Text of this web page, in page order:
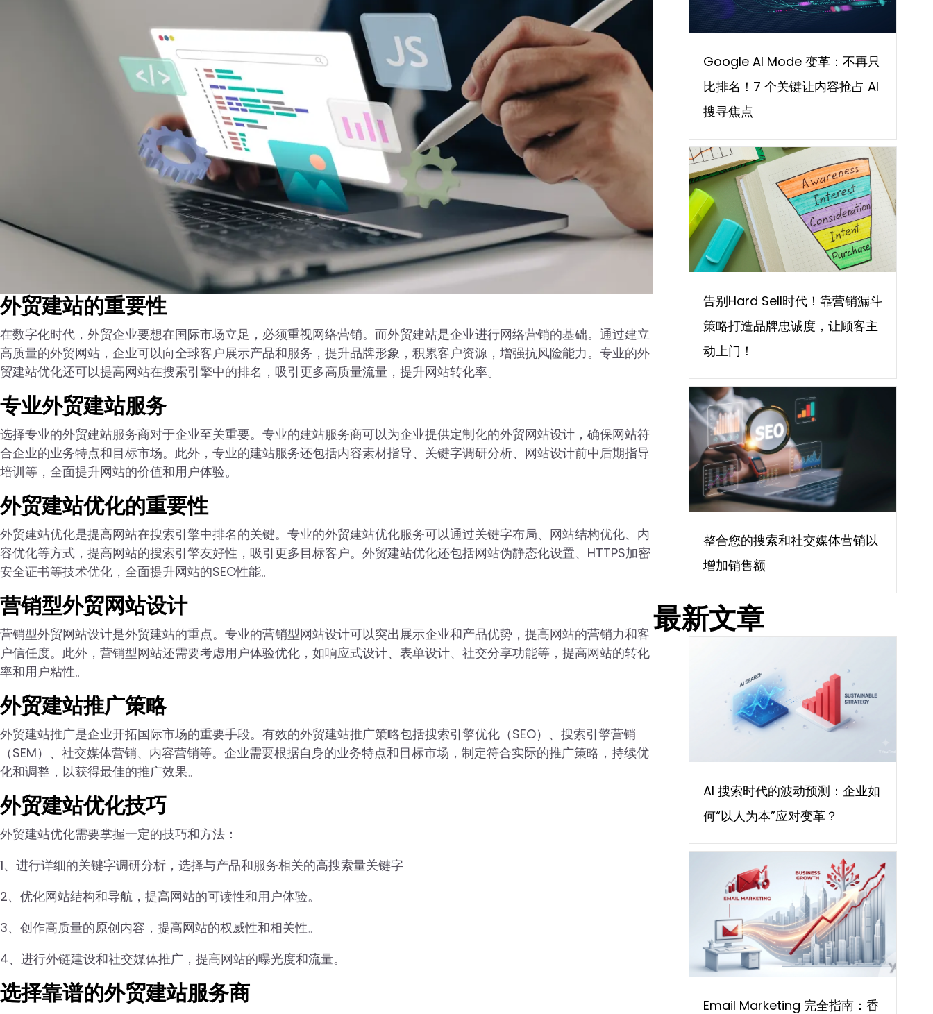
外贸建站的重要性
在数字化时代，外贸企业要想在国际市场立足，必须重视网络营销。而外贸建站是企业进行网络营销的基础。通过建立
高质量的外贸网站，企业可以向全球客户展示产品和服务，提升品牌形象，积累客户资源，增强抗风险能力。专业的外
贸建站优化还可以提高网站在搜索引擎中的排名，吸引更多高质量流量，提升网站转化率。
专业外贸建站服务
选择专业的外贸建站服务商对于企业至关重要。专业的建站服务商可以为企业提供定制化的外贸网站设计，确保网站符
合企业的业务特点和目标市场。此外，专业的建站服务还包括内容素材指导、关键字调研分析、网站设计前中后期指导
培训等，全面提升网站的价值和用户体验。
外贸建站优化的重要性
外贸建站优化是提高网站在搜索引擎中排名的关键。专业的外贸建站优化服务可以通过关键字布局、网站结构优化、内
容优化等方式，提高网站的搜索引擎友好性，吸引更多目标客户。外贸建站优化还包括网站伪静态化设置、HTTPS加密
安全证书等技术优化，全面提升网站的SEO性能。
营销型外贸网站设计
营销型外贸网站设计是外贸建站的重点。专业的营销型网站设计可以突出展示企业和产品优势，提高网站的营销力和客
户信任度。此外，营销型网站还需要考虑用户体验优化，如响应式设计、表单设计、社交分享功能等，提高网站的转化
率和用户粘性。
外贸建站推广策略
外贸建站推广是企业开拓国际市场的重要手段。有效的外贸建站推广策略包括搜索引擎优化（SEO）、搜索引擎营销
（SEM）、社交媒体营销、内容营销等。企业需要根据自身的业务特点和目标市场，制定符合实际的推广策略，持续优
化和调整，以获得最佳的推广效果。
外贸建站优化技巧
外贸建站优化需要掌握一定的技巧和方法：
1、进行详细的关键字调研分析，选择与产品和服务相关的高搜索量关键字
2、优化网站结构和导航，提高网站的可读性和用户体验。
3、创作高质量的原创内容，提高网站的权威性和相关性。
4、进行外链建设和社交媒体推广，提高网站的曝光度和流量。
选择靠谱的外贸建站服务商
Google AI Mode 变革：不再只
比排名！7 个关键让内容抢占 AI
搜寻焦点
告别Hard Sell时代！靠营销漏斗
策略打造品牌忠诚度，让顾客主
动上门！
整合您的搜索和社交媒体营销以
增加销售额
最新文章
AI 搜索时代的波动预测：企业如
何“以人为本”应对变革？
Email Marketing 完全指南：香